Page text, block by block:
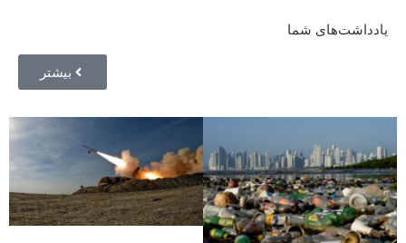
یادداشت‌های شما
بیشتر